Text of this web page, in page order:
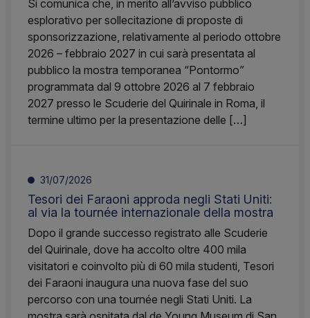
Si comunica che, in merito all’avviso pubblico
esplorativo per sollecitazione di proposte di
sponsorizzazione, relativamente al periodo ottobre
2026 – febbraio 2027 in cui sarà presentata al
pubblico la mostra temporanea “Pontormo”
programmata dal 9 ottobre 2026 al 7 febbraio
2027 presso le Scuderie del Quirinale in Roma, il
termine ultimo per la presentazione delle […]
31/07/2026
Tesori dei Faraoni approda negli Stati Uniti:
al via la tournée internazionale della mostra
Dopo il grande successo registrato alle Scuderie
del Quirinale, dove ha accolto oltre 400 mila
visitatori e coinvolto più di 60 mila studenti, Tesori
dei Faraoni inaugura una nuova fase del suo
percorso con una tournée negli Stati Uniti. La